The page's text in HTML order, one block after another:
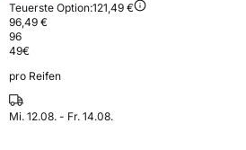
Teuerste Option:121,49 €
96,49 €
96
49€
pro Reifen
Mi. 12.08. - Fr. 14.08.